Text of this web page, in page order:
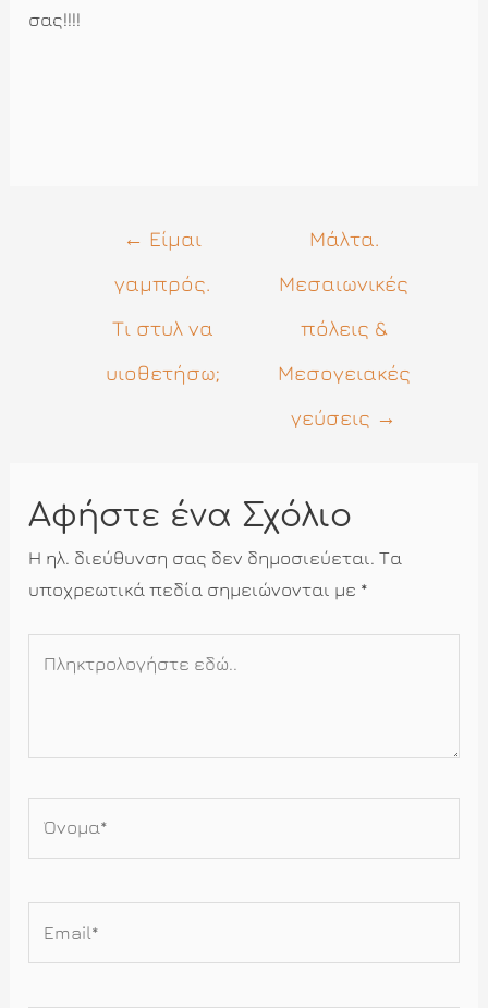
σας!!!!
Πλοήγηση
← Είμαι
γαμπρός.
Τι στυλ να
υιοθετήσω;
Μάλτα.
Μεσαιωνικές
πόλεις &
Μεσογειακές
γεύσεις →
Αφήστε ένα Σχόλιο
Η ηλ. διεύθυνση σας δεν δημοσιεύεται. Τα
υποχρεωτικά πεδία σημειώνονται με *